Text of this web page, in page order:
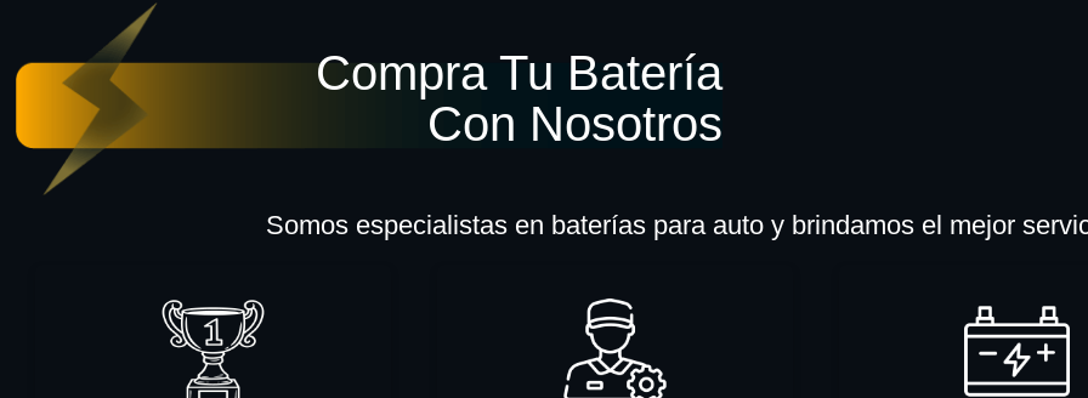
Compra Tu Batería
Con Nosotros
Somos especialistas en baterías para auto y brindamos el mejor